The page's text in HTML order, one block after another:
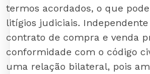
termos acordados, o que
litígios judiciais.
contrato de compra e venda
conformidade com o código
uma relação bilateral, pois